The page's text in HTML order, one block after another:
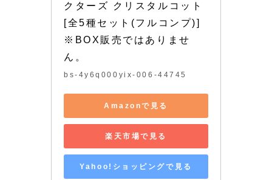
クターズ クリスタルコット
[全5種セット(フルコンプ)]
※BOX販売ではありませ
ん。
bs-4y6q000yix-006-44745
Amazonで見る
楽天市場で見る
Yahoo!ショッピングで見る